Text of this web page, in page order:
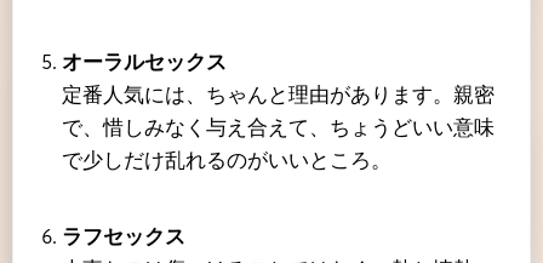
オーラルセックス
定番人気には、ちゃんと理由があります。親密
で、惜しみなく与え合えて、ちょうどいい意味
で少しだけ乱れるのがいいところ。
ラフセックス